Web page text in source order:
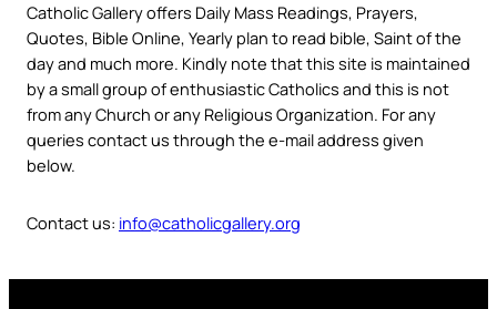
Catholic Gallery offers Daily Mass Readings, Prayers,
Quotes, Bible Online, Yearly plan to read bible, Saint of the
day and much more. Kindly note that this site is maintained
by a small group of enthusiastic Catholics and this is not
from any Church or any Religious Organization. For any
queries contact us through the e-mail address given
below.
Contact us: info@catholicgallery.org